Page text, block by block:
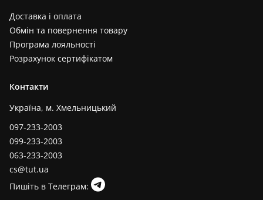
Доставка і оплата
Обмін та повернення товару
Програма лояльності
Розрахунок сертифікатом
Контакти
Україна, м. Хмельницький
097-233-2003
099-233-2003
063-233-2003
cs@tut.ua
Пишіть в Телеграм: